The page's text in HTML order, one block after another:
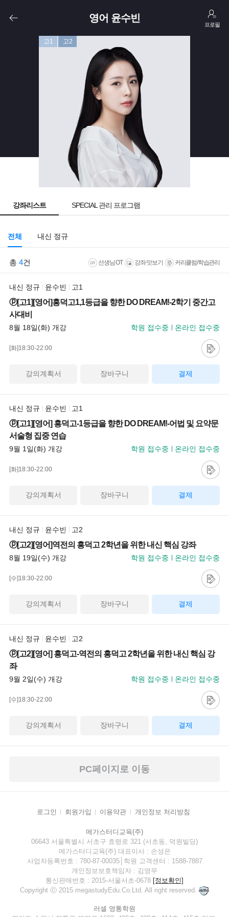
영어 윤수빈
프로필
고1 고2
강좌리스트 SPECIAL 관리 프로그램
전체 내신 정규
총 4건 선생님 OT 강좌 맛보기 커리큘럼/학습관리
내신 정규 윤수빈 고1
ⓟ[고1][영어]흥덕고1,1등급을 향한 DO DREAM!-2학기 중간고
사대비
8월 18일(화) 개강 학원 접수중 온라인 접수중
[화]18:30-22:00
강의계획서 장바구니 결제
내신 정규 윤수빈 고1
ⓟ[고1][영어] 흥덕고-1등급을 향한 DO DREAM!-어법 및 요약문
서술형 집중 연습
9월 1일(화) 개강 학원 접수중 온라인 접수중
[화]18:30-22:00
강의계획서 장바구니 결제
내신 정규 윤수빈 고2
ⓟ[고2][영어]역전의 흥덕고 2학년을 위한 내신 핵심 강좌
8월 19일(수) 개강 학원 접수중 온라인 접수중
[수]18:30-22:00
강의계획서 장바구니 결제
내신 정규 윤수빈 고2
ⓟ[고2][영어] 흥덕고-역전의 흥덕고 2학년을 위한 내신 핵심 강
좌
9월 2일(수) 개강 학원 접수중 온라인 접수중
[수]18:30-22:00
강의계획서 장바구니 결제
PC페이지로 이동
로그인 회원가입 이용약관 개인정보 처리방침
메가스터디교육(주)
06643 서울특별시 서초구 효령로 321 (서초동, 덕원빌딩)
메가스터디교육(주) 대표이사 : 손성은
사업자등록번호 : 780-87-00035│학원 고객센터 : 1588-7887
개인정보보호책임자 : 김영무
통신판매번호 : 2015-서울서초-0678 [정보확인]
Copyright ⓒ 2015 megastudyEdu.Co.Ltd. All right reserved.
러셀 영통학원